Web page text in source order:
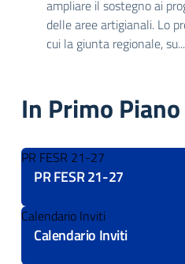
ampliare il sostegno ai
delle aree artigianali. Lo
cui la giunta regionale, su...
In Primo Piano
PR FESR 21-27
PR FESR 21-27
Calendario Inviti
Calendario Inviti